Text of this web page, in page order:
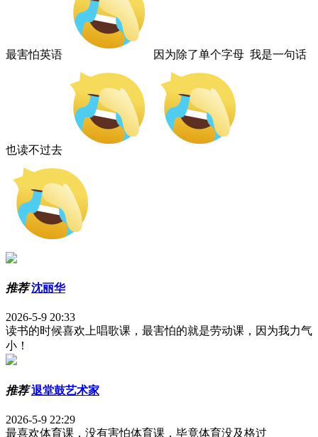
最害怕英语 因为除了单个字母 我是一句话
也读不过去
推荐沈丽华
2026-5-9 20:33
读书的时候喜欢上唱歌课，最害怕的就是劳动课，因为我力气
小！
推荐退堂鼓艺术家
2026-5-9 22:29
最喜欢体育课，没有害怕体育课，毕竟体育没及格过